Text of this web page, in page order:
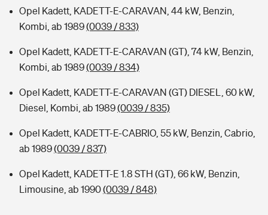
Opel Kadett, KADETT-E-CARAVAN, 44 kW, Benzin,
Kombi, ab 1989(0039 / 833)
Opel Kadett, KADETT-E-CARAVAN (GT), 74 kW, Benzin,
Kombi, ab 1989(0039 / 834)
Opel Kadett, KADETT-E-CARAVAN (GT) DIESEL, 60 kW,
Diesel, Kombi, ab 1989(0039 / 835)
Opel Kadett, KADETT-E-CABRIO, 55 kW, Benzin, Cabrio,
ab 1989(0039 / 837)
Opel Kadett, KADETT-E 1.8 STH (GT), 66 kW, Benzin,
Limousine, ab 1990(0039 / 848)